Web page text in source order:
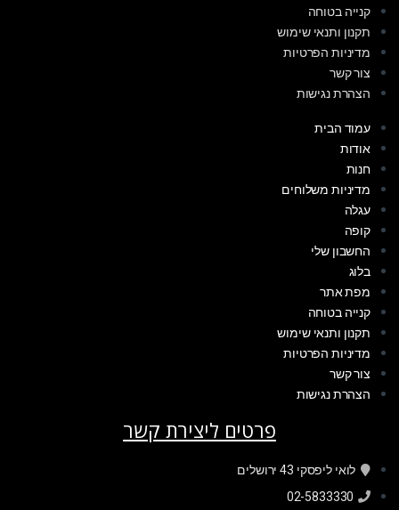
קנייה בטוחה
תקנון ותנאי שימוש
מדיניות הפרטיות
צור קשר
הצהרת נגישות
עמוד הבית
אודות
חנות
מדיניות משלוחים
עגלה
קופה
החשבון שלי
בלוג
מפת אתר
קנייה בטוחה
תקנון ותנאי שימוש
מדיניות הפרטיות
צור קשר
הצהרת נגישות
פרטים ליצירת קשר
לואי ליפסקי 43 ירושלים
02-5833330